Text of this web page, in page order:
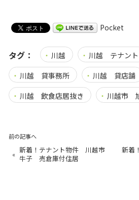
Pocket
タグ： 川越
川越 テナント
川越 貸事務所
川越 貸店舗
川越 飲食店居抜き
川越市
前の記事へ
« 新着！テナント物件 川越市
牛子 売倉庫付住居
新着